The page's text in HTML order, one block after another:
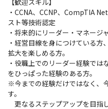
【歓迎スキル】
・CCNA、CCNP、CompTIA
スト等技術認定
・将来的にリーダー・マネージ
・経営目線を身につけている方
拡大を楽しめる方。
・役職上でのリーダー経験では
をひっぱった経験のある方。
※今までの経験だけではなく、
す。
更なるステップアップを目指